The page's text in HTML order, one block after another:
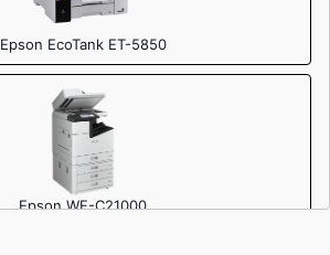
Epson EcoTank ET-5850
Epson WF-C21000